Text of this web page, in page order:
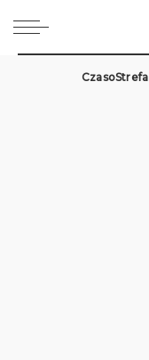
CzasoStrefa